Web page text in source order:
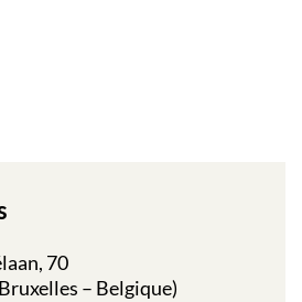
70
– Belgique)